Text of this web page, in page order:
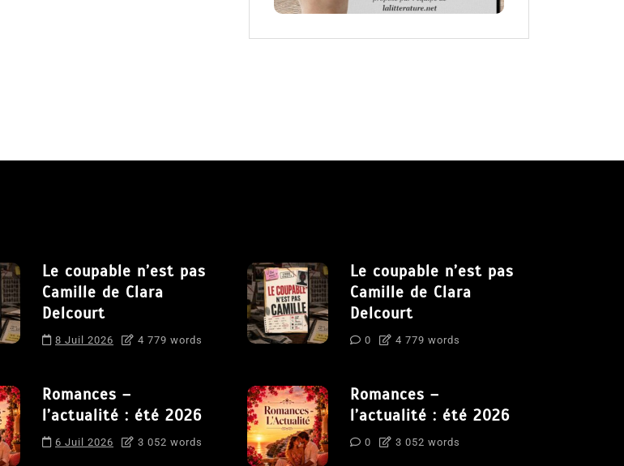
Le coupable n’est pas
Camille de Clara
Delcourt
8 Juil 2026 4 779 words
Romances –
l’actualité : été 2026
6 Juil 2026 3 052 words
Le coupable n’est pas
Camille de Clara
Delcourt
0 4 779 words
Romances –
l’actualité : été 2026
0 3 052 words